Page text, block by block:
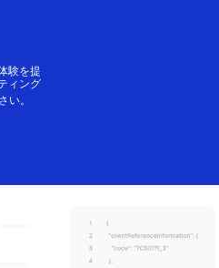
Payouts、グローバ
ル税務コンプライア
Cybersourceとの提
携により事業の拡大
評価用アカウントを
作成するには、登録
Cybersourceのサー
ビスが各企業のサポ
決済テクノロジーに
関心をお持ちです
きる会社です。
験を提
ィング
い。